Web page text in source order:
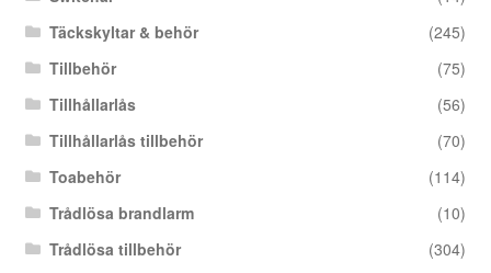
Täckskyltar & behör
(245)
Tillbehör
(75)
Tillhållarlås
(56)
Tillhållarlås tillbehör
(70)
Toabehör
(114)
Trådlösa brandlarm
(10)
Trådlösa tillbehör
(304)